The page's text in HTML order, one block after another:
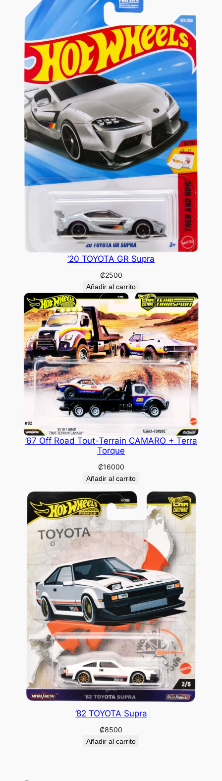
’20 TOYOTA GR Supra
₡2500
Añadir al carrito
’67 Off Road Tout-Terrain CAMARO + Terra
Torque
₡16000
Añadir al carrito
’82 TOYOTA Supra
₡8500
Añadir al carrito